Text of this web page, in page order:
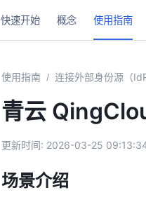
快速开始 概念 使用指南
使用指南 / 连接外部身份源（IdP
青云
更新时间: 2026-03-25
场景介绍